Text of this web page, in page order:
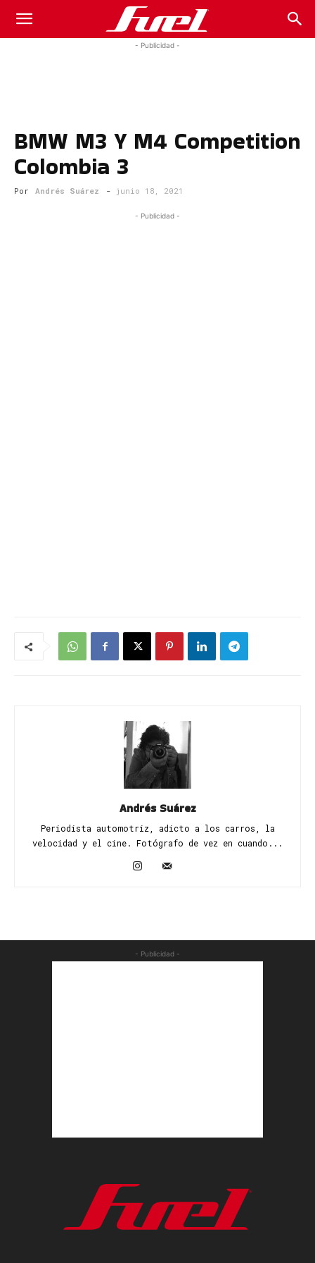
Fuel
Magazine
- Publicidad -
BMW M3 Y M4 Competition
Colombia 3
Por Andrés Suárez - junio 18, 2021
- Publicidad -
Andrés Suárez
Periodista automotriz, adicto a los carros, la
velocidad y el cine. Fotógrafo de vez en cuando...
- Publicidad -